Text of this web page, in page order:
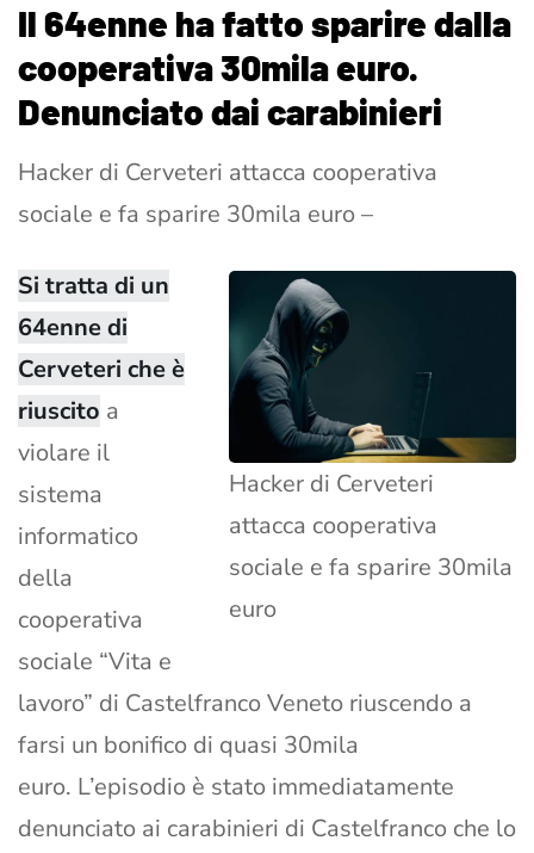
Il 64enne ha fatto sparire dalla
cooperativa 30mila euro.
Denunciato dai carabinieri
Hacker di Cerveteri attacca cooperativa
sociale e fa sparire 30mila euro –
Hacker di Cerveteri
attacca cooperativa
sociale e fa sparire 30mila
euro
Si tratta di un
64enne di
Cerveteri che è
riuscito a
violare il
sistema
informatico
della
cooperativa
sociale “Vita e
lavoro” di Castelfranco Veneto riuscendo a
farsi un bonifico di quasi 30mila
euro. L’episodio è stato immediatamente
denunciato ai carabinieri di Castelfranco che lo